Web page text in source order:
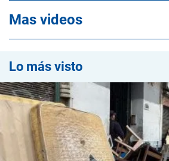
Mas videos
Lo más visto